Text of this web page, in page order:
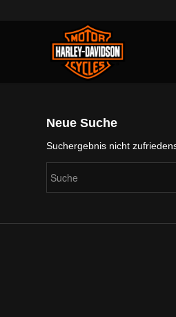
Neue Suche
Suchergebnis nicht